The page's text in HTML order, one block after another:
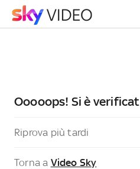
Ooooops! Si è
Riprova più tardi
Torna a Video Sky